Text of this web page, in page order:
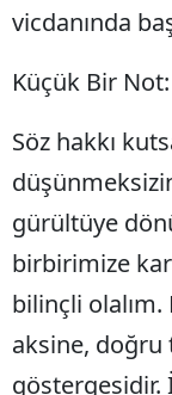
vicdanında
Küçük Bir Not:
Söz hakkı
gürültüye
birbirimize
bilinçli olalım.
aksine, doğru